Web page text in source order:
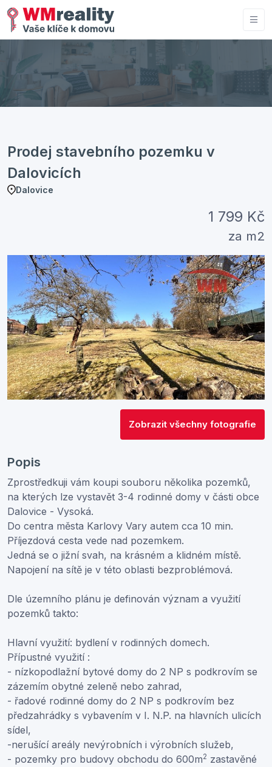
Prodej stavebního pozemku v
Dalovicích
Dalovice
1 799 Kč
za m2
Zobrazit všechny fotografie
Popis
Zprostředkuji vám koupi souboru několika pozemků,
na kterých lze vystavět 3-4 rodinné domy v části obce
Dalovice - Vysoká.
Do centra města Karlovy Vary autem cca 10 min.
Příjezdová cesta vede nad pozemkem.
Jedná se o jižní svah, na krásném a klidném místě.
Napojení na sítě je v této oblasti bezproblémová.
Dle územního plánu je definován význam a využití
pozemků takto:
Hlavní využití: bydlení v rodinných domech.
Přípustné využití :
- nízkopodlažní bytové domy do 2 NP s podkrovím se
zázemím obytné zeleně nebo zahrad,
- řadové rodinné domy do 2 NP s podkrovím bez
předzahrádky s vybavením v I. N.P. na hlavních ulicích
sídel,
-nerušící areály nevýrobních i výrobních služeb,
- pozemky pro budovy obchodu do 600m2 zastavěné